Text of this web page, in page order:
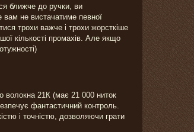
ближче до ручки, ви
не вистачатиме певної
трохи важче і трохи жорсткіше
кількості промахів. Але якщо
волокна 21К (має 21 000 ниток
фантастичний контроль.
і точністю, дозволяючи грати